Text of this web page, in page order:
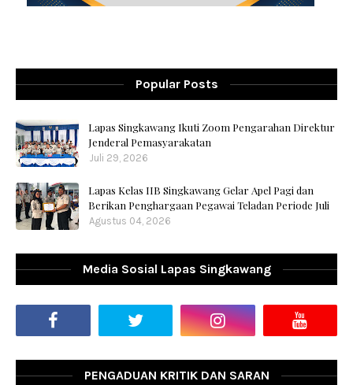
Popular Posts
Lapas Singkawang Ikuti Zoom Pengarahan Direktur
Jenderal Pemasyarakatan
Juli 29, 2026
Lapas Kelas IIB Singkawang Gelar Apel Pagi dan
Berikan Penghargaan Pegawai Teladan Periode Juli
Agustus 04, 2026
Media Sosial Lapas Singkawang
PENGADUAN KRITIK DAN SARAN